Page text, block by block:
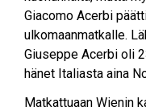
Giacomo Acerbi
ulkomaanmatkalle.
Giuseppe Acerbi oli
hänet Italiasta aina
Matkattuaan Wienin